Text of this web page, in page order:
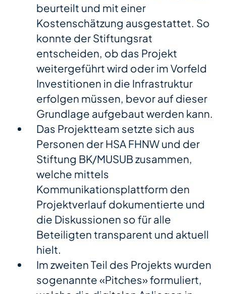
beurteilt und mit einer
Kostenschätzung ausgestattet. So
konnte der Stiftungsrat
entscheiden, ob das Projekt
weitergeführt wird oder im Vorfeld
Investitionen in die Infrastruktur
erfolgen müssen, bevor auf dieser
Grundlage aufgebaut werden kann.
Das Projektteam setzte sich aus
Personen der HSA FHNW und der
Stiftung BK/MUSUB zusammen,
welche mittels
Kommunikationsplattform den
Projektverlauf dokumentierte und
die Diskussionen so für alle
Beteiligten transparent und aktuell
hielt.
Im zweiten Teil des Projekts wurden
sogenannte «Pitches» formuliert,